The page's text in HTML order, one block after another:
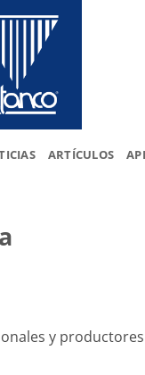
ARTÍCULOS
y